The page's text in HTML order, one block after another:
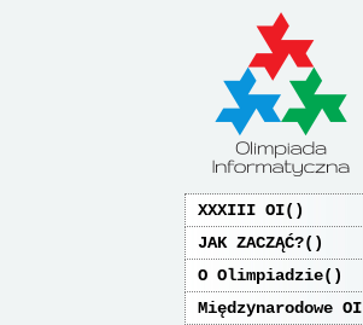
XXXIII OI
JAK ZACZĄĆ?
O Olimpiadzie
Międzynarodowe OI